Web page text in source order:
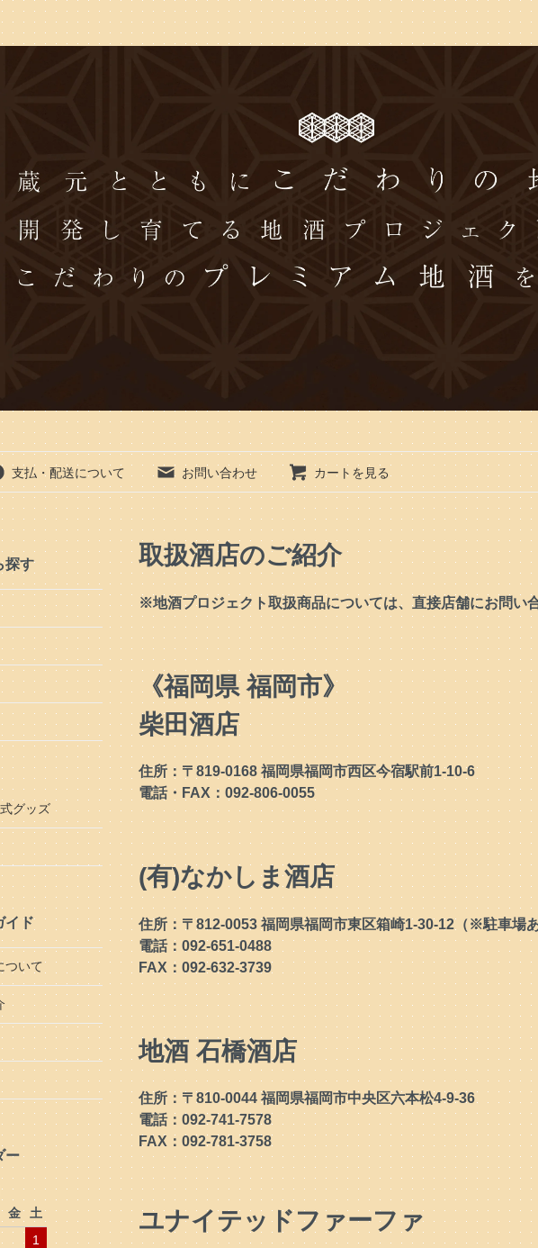
支払・配送について お問い合わせ カートを見る
取扱酒店のご紹介
※地酒プロジェクト取扱商品については、直接店舗にお問い
《福岡県 福岡市》
柴田酒店
住所：〒819-0168 福岡県福岡市西区今宿駅前1-10-6
電話・FAX：092-806-0055
(有)なかしま酒店
住所：〒812-0053 福岡県福岡市東区箱崎1-30-12（※駐車場
電話：092-651-0488
FAX：092-632-3739
地酒 石橋酒店
住所：〒810-0044 福岡県福岡市中央区六本松4-9-36
電話：092-741-7578
FAX：092-781-3758
ユナイテッドファーファ
探す
グッズ
イド
ついて
ー
金
土
1